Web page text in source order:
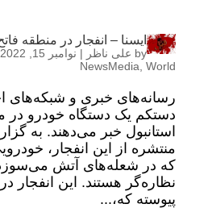
ایسنا – انفجار در منطقه
by علی ناظر | نوامبر 15, 2022 10:25 ب.ظ
NewsMedia ,World
رسانه‌های خبری و شبکه‌های
دستکم یک دستگاه خودرو در
استانبول خبر می‌دهند. به
منتشره از این انفجار،
که در شعله‌های آتش می‌سوزد
نظاره‌گر هستند. این انفجار
پیوسته که،...